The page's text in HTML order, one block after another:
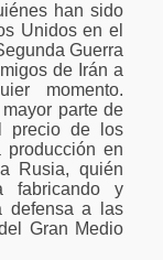
han sido
Unidos en el
Guerra
de Irán a
momento.
parte de
precio de los
producción en
Rusia, quién
fabricando y
defensa a las
Gran Medio